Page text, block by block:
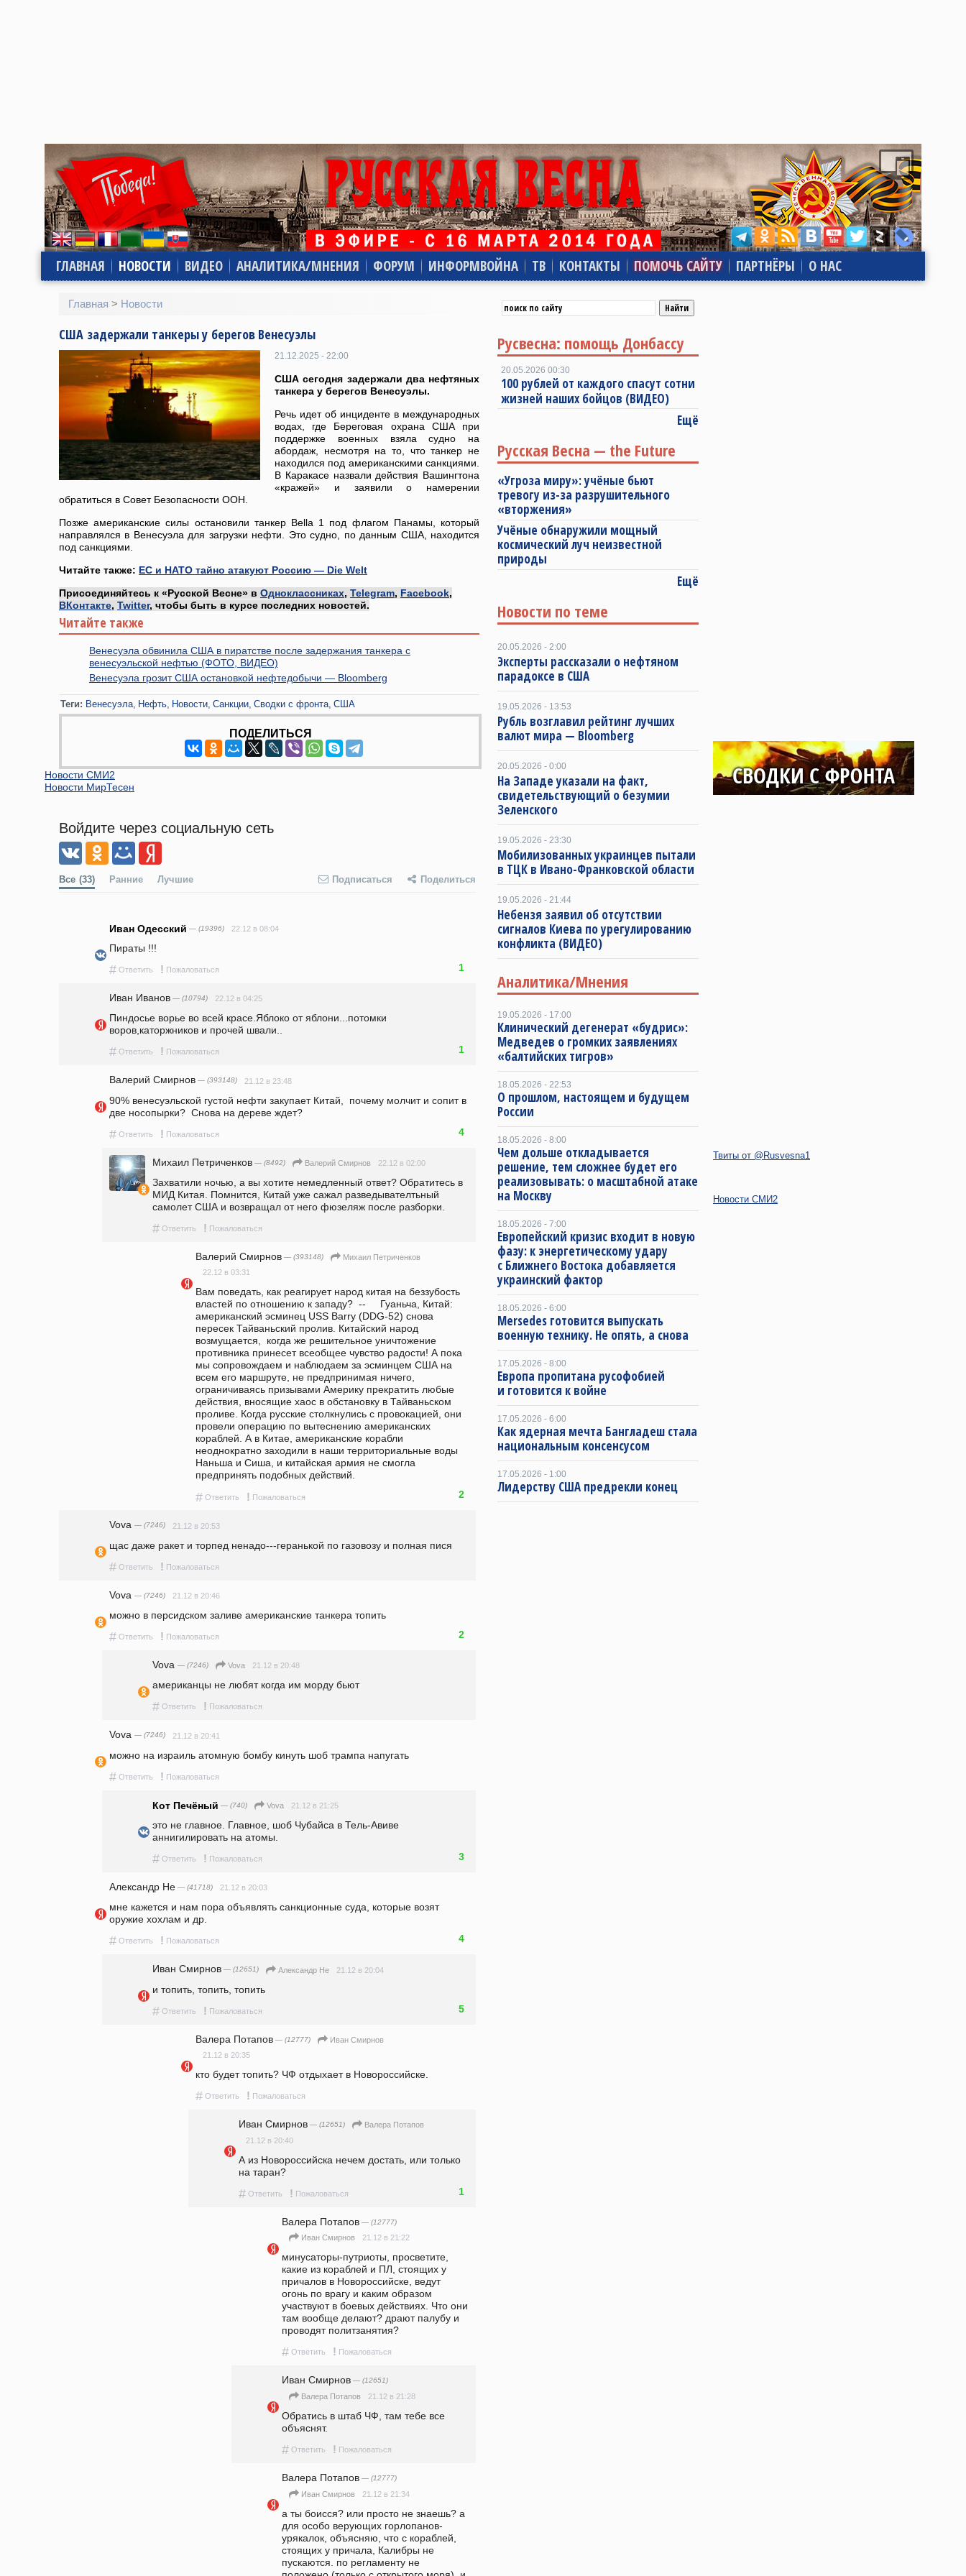
ГЛАВНАЯ НОВОСТИ ВИДЕО АНАЛИТИКА/МНЕНИЯ ФОРУМ ИНФОРМВОЙНА ТВ КОНТАКТЫ ПОМОЧЬ САЙТУ ПАРТНЁРЫ О НАС
Главная > Новости
США задержали танкеры у берегов Венесуэлы
21.12.2025 - 22:00
США сегодня задержали два нефтяных
танкера у берегов Венесуэлы.
Речь идет об инциденте в международных
водах, где Береговая охрана США при
поддержке военных взяла судно на
абордаж, несмотря на то, что танкер не
находился под американскими санкциями.
В Каракасе назвали действия Вашингтона
«кражей» и заявили о намерении
обратиться в Совет Безопасности ООН.
Позже американские силы остановили танкер Bella 1 под флагом Панамы, который
направлялся в Венесуэла для загрузки нефти. Это судно, по данным США, находится
под санкциями.
Читайте также: ЕС и НАТО тайно атакуют Россию — Die Welt
Присоединяйтесь к «Русской Весне» в Одноклассниках, Telegram, Facebook,
ВКонтакте, Twitter, чтобы быть в курсе последних новостей.
Читайте также
Венесуэла обвинила США в пиратстве после задержания танкера с
венесуэльской нефтью (ФОТО, ВИДЕО)
Венесуэла грозит США остановкой нефтедобычи — Bloomberg
Теги: Венесуэла Нефть Новости Санкции Сводки с фронта США
ПОДЕЛИТЬСЯ
Новости СМИ2
Новости МирТесен
Войдите через социальную сеть
Все (33) Ранние Лучшие Подписаться Поделиться
Иван Одесский — (19396) 22.12 в 08:04
Пираты !!!
# Ответить ! Пожаловаться 1
Иван Иванов — (10794) 22.12 в 04:25
Пиндосье ворье во всей красе.Яблоко от яблони...потомки
воров,каторжников и прочей швали..
# Ответить ! Пожаловаться 1
Валерий Смирнов — (393148) 21.12 в 23:48
90% венесуэльской густой нефти закупает Китай,  почему молчит и сопит в
две носопырки?  Снова на дереве ждет?
# Ответить ! Пожаловаться 4
Михаил Петриченков — (8492) Валерий Смирнов 22.12 в 02:00
Захватили ночью, а вы хотите немедленный ответ? Обратитесь в
МИД Китая. Помнится, Китай уже сажал разведывателтьный
самолет США и возвращал от него фюзеляж после разборки.
# Ответить ! Пожаловаться
Валерий Смирнов — (393148)
Михаил Петриченков
22.12 в 03:31
Вам поведать, как реагирует народ китая на беззубость
властей по отношению к западу?  --     Гуаньча, Китай:
американский эсминец USS Barry (DDG-52) снова
пересек Тайваньский пролив. Китайский народ
возмущается,  когда же решительное уничтожение
противника принесет всеобщее чувство радости! А пока
мы сопровождаем и наблюдаем за эсминцем США на
всем его маршруте, не предпринимая ничего,
ограничиваясь призывами Америку прекратить любые
действия, вносящие хаос в обстановку в Тайваньском
проливе. Когда русские столкнулись с провокацией, они
провели операцию по вытеснению американских
кораблей. А в Китае, американские корабли
неоднократно заходили в наши территориальные воды
Наньша и Сиша, и китайская армия не смогла
предпринять подобных действий.
# Ответить ! Пожаловаться 2
Vova — (7246) 21.12 в 20:53
щас даже ракет и торпед ненадо---геранькой по газовозу и полная пися
# Ответить ! Пожаловаться
Vova — (7246) 21.12 в 20:46
можно в персидском заливе американские танкера топить
# Ответить ! Пожаловаться 2
Vova — (7246) Vova 21.12 в 20:48
американцы не любят когда им морду бьют
# Ответить ! Пожаловаться
Vova — (7246) 21.12 в 20:41
можно на израиль атомную бомбу кинуть шоб трампа напугать
# Ответить ! Пожаловаться
Кот Печёный — (740) Vova 21.12 в 21:25
это не главное. Главное, шоб Чубайса в Тель-Авиве
аннигилировать на атомы.
# Ответить ! Пожаловаться 3
Александр Не — (41718) 21.12 в 20:03
мне кажется и нам пора объявлять санкционные суда, которые возят
оружие хохлам и др.
# Ответить ! Пожаловаться 4
Иван Смирнов — (12651) Александр Не 21.12 в 20:04
и топить, топить, топить
# Ответить ! Пожаловаться 5
Валера Потапов — (12777)
Иван Смирнов
21.12 в 20:35
кто будет топить? ЧФ отдыхает в Новороссийске.
# Ответить ! Пожаловаться
Иван Смирнов — (12651)
Валера Потапов
21.12 в 20:40
А из Новороссийска нечем достать, или только
на таран?
# Ответить ! Пожаловаться 1
Валера Потапов — (12777)
Иван Смирнов 21.12 в 21:22
минусаторы-путриоты, просветите,
какие из кораблей и ПЛ, стоящих у
причалов в Новороссийске, ведут
огонь по врагу и каким образом
участвуют в боевых действиях. Что они
там вообще делают? драют палубу и
проводят политзанятия?
# Ответить ! Пожаловаться
Иван Смирнов — (12651)
Валера Потапов 21.12 в 21:28
Обратись в штаб ЧФ, там тебе все
объяснят.
# Ответить ! Пожаловаться
Валера Потапов — (12777)
Иван Смирнов 21.12 в 21:34
а ты боисся? или просто не знаешь? а
для особо верующих горлопанов-
урякалок, объясняю, что с кораблей,
стоящих у причала, Калибры не
пускаются. по регламенту не
Русвесна: помощь Донбассу
20.05.2026 00:30
100 рублей от каждого спасут сотни
жизней наших бойцов (ВИДЕО)
Ещё
Русская Весна — the Future
«Угроза миру»: учёные бьют
тревогу из-за разрушительного
«вторжения»
Учёные обнаружили мощный
космический луч неизвестной
природы
Ещё
Новости по теме
20.05.2026 - 2:00
Эксперты рассказали о нефтяном
парадоксе в США
19.05.2026 - 13:53
Рубль возглавил рейтинг лучших
валют мира — Bloomberg
20.05.2026 - 0:00
На Западе указали на факт,
свидетельствующий о безумии
Зеленского
19.05.2026 - 23:30
Мобилизованных украинцев пытали
в ТЦК в Ивано-Франковской области
19.05.2026 - 21:44
Небензя заявил об отсутствии
сигналов Киева по урегулированию
конфликта (ВИДЕО)
Аналитика/Мнения
19.05.2026 - 17:00
Клинический дегенерат «будрис»:
Медведев о громких заявлениях
«балтийских тигров»
18.05.2026 - 22:53
О прошлом, настоящем и будущем
России
18.05.2026 - 8:00
Чем дольше откладывается
решение, тем сложнее будет его
реализовывать: о масштабной атаке
на Москву
18.05.2026 - 7:00
Европейский кризис входит в новую
фазу: к энергетическому удару
с Ближнего Востока добавляется
украинский фактор
18.05.2026 - 6:00
Mersedes готовится выпускать
военную технику. Не опять, а снова
17.05.2026 - 8:00
Европа пропитана русофобией
и готовится к войне
17.05.2026 - 6:00
Как ядерная мечта Бангладеш стала
национальным консенсусом
17.05.2026 - 1:00
Лидерству США предрекли конец
Твиты от @Rusvesna1
Новости СМИ2